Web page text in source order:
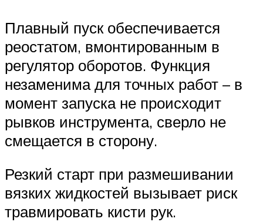
Плавный пуск обеспечивается
реостатом, вмонтированным в
регулятор оборотов. Функция
незаменима для точных работ – в
момент запуска не происходит
рывков инструмента, сверло не
смещается в сторону.
Резкий старт при размешивании
вязких жидкостей вызывает риск
травмировать кисти рук.